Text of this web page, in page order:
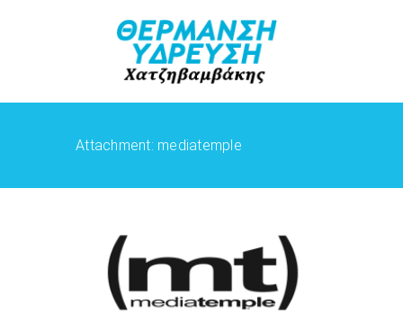
Attachment: mediatemple